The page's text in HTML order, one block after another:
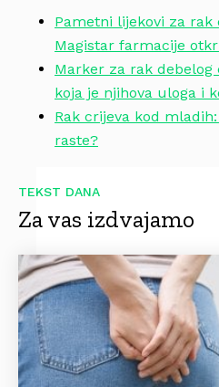
Pametni lijekovi za rak
Magistar farmacije
Marker za rak
koja je njihova uloga i
Rak crijeva kod
raste?
TEKST DANA
Za vas izdvajamo